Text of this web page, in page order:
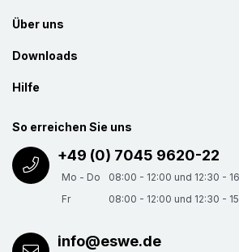
Über uns
Downloads
Hilfe
So erreichen Sie uns
+49 (0) 7045 9620-22
Mo - Do
08:00 - 12:00 und 12:30 -
Fr
08:00 - 12:00 und 12:30 -
info@eswe.de